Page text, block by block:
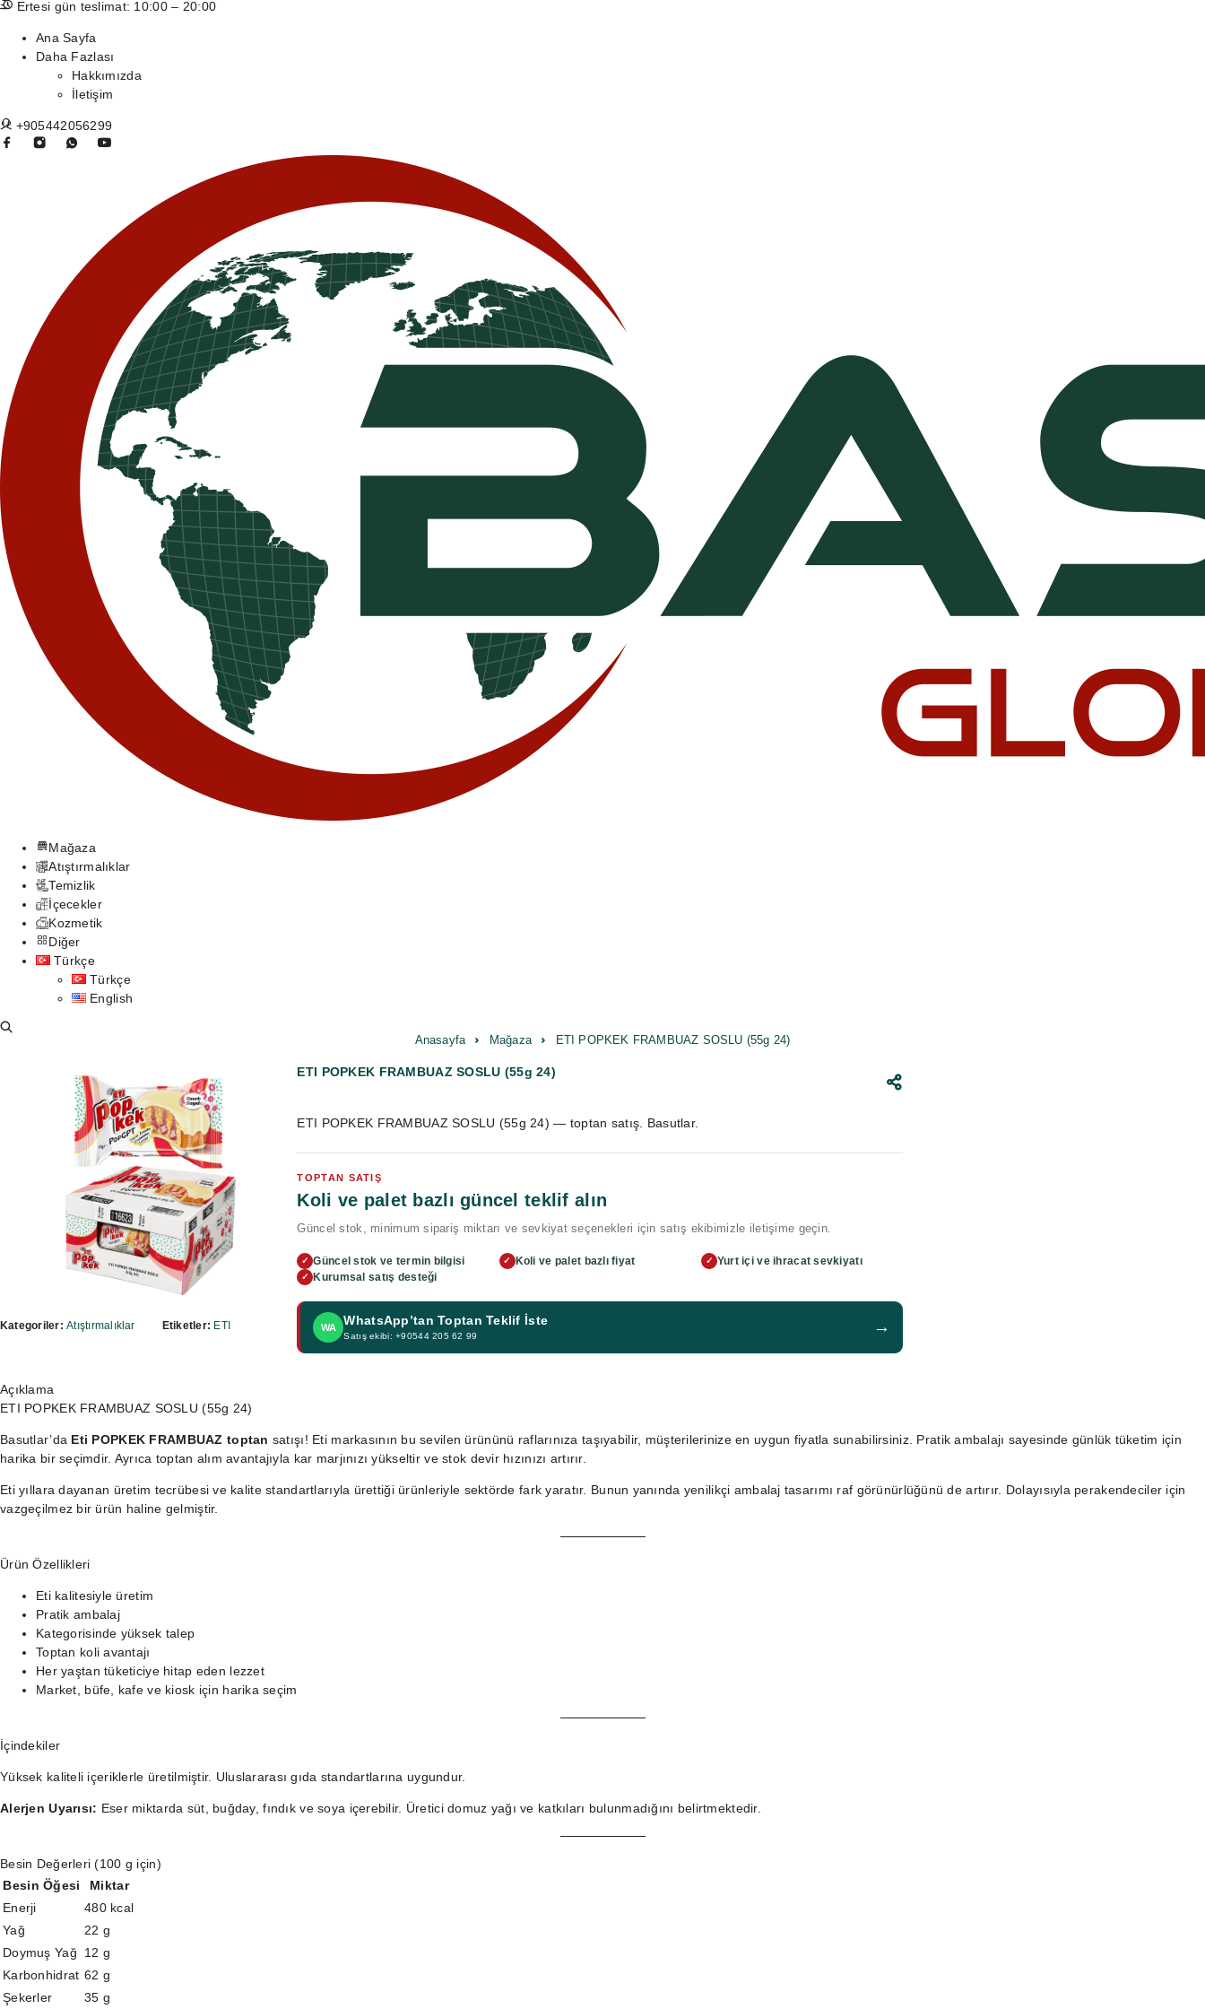
Ertesi gün teslimat: 10:00 – 20:00
Ana Sayfa
Daha Fazlası
Hakkımızda
İletişim
+905442056299
Mağaza
Atıştırmalıklar
Temizlik
İçecekler
Kozmetik
Diğer
Türkçe
Türkçe
English
Anasayfa Mağaza ETI POPKEK FRAMBUAZ SOSLU (55g 24)
Kategoriler:Atıştırmalıklar Etiketler: ETI
ETI POPKEK FRAMBUAZ SOSLU (55g 24)
ETI POPKEK FRAMBUAZ SOSLU (55g 24) — toptan satış. Basutlar.
TOPTAN SATIŞ
Koli ve palet bazlı güncel teklif alın
Güncel stok, minimum sipariş miktarı ve sevkiyat seçenekleri için satış ekibimizle iletişime geçin.
✓ Güncel stok ve termin bilgisi ✓ Koli ve palet bazlı fiyat ✓ Yurt içi ve ihracat sevkiyatı
✓ Kurumsal satış desteği
WA WhatsApp’tan Toptan Teklif İste
Satış ekibi: +90544 205 62 99 →
Açıklama
ETI POPKEK FRAMBUAZ SOSLU (55g 24)
Basutlar’da Eti POPKEK FRAMBUAZ toptan satışı! Eti markasının bu sevilen ürününü raflarınıza taşıyabilir, müşterilerinize en uygun fiyatla sunabilirsiniz. Pratik ambalajı sayesinde günlük tüketim için
harika bir seçimdir. Ayrıca toptan alım avantajıyla kar marjınızı yükseltir ve stok devir hızınızı artırır.
Eti yıllara dayanan üretim tecrübesi ve kalite standartlarıyla ürettiği ürünleriyle sektörde fark yaratır. Bunun yanında yenilikçi ambalaj tasarımı raf görünürlüğünü de artırır. Dolayısıyla perakendeciler için
vazgeçilmez bir ürün haline gelmiştir.
Ürün Özellikleri
Eti kalitesiyle üretim
Pratik ambalaj
Kategorisinde yüksek talep
Toptan koli avantajı
Her yaştan tüketiciye hitap eden lezzet
Market, büfe, kafe ve kiosk için harika seçim
İçindekiler
Yüksek kaliteli içeriklerle üretilmiştir. Uluslararası gıda standartlarına uygundur.
Alerjen Uyarısı: Eser miktarda süt, buğday, fındık ve soya içerebilir. Üretici domuz yağı ve katkıları bulunmadığını belirtmektedir.
Besin Değerleri (100 g için)
Besin Öğesi
Miktar
Enerji
480 kcal
Yağ
22 g
Doymuş Yağ
12 g
Karbonhidrat 62 g
Şekerler
35 g